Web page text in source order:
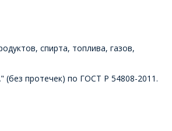
спирта, топлива, газов,
(без протечек) по ГОСТ Р 54808-2011.